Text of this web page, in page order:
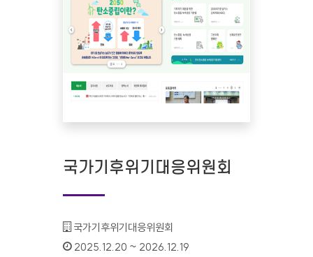
국가기후위기대응위원회
기관명 :
국가기후위기대응위원회
인증기간 :
2025.12.20 ~ 2026.12.19